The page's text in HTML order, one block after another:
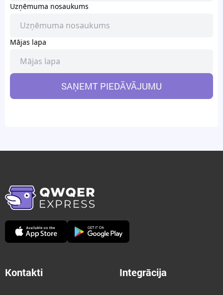
Uzņēmuma nosaukums
Mājas lapa
SAŅEMT PIEDĀVĀJUMU
Kontakti Integrācija